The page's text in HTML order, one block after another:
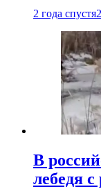
2 года спустя
В
лебедя